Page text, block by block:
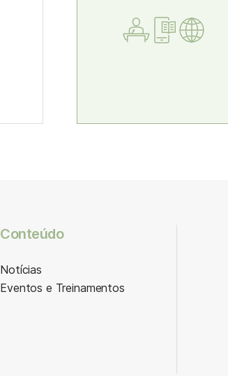
Conteúdo
Notícias
Eventos e Treinamentos